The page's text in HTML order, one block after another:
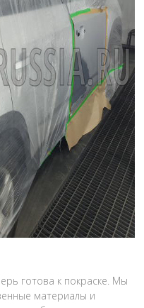
готова к покраске. Мы
материалы и